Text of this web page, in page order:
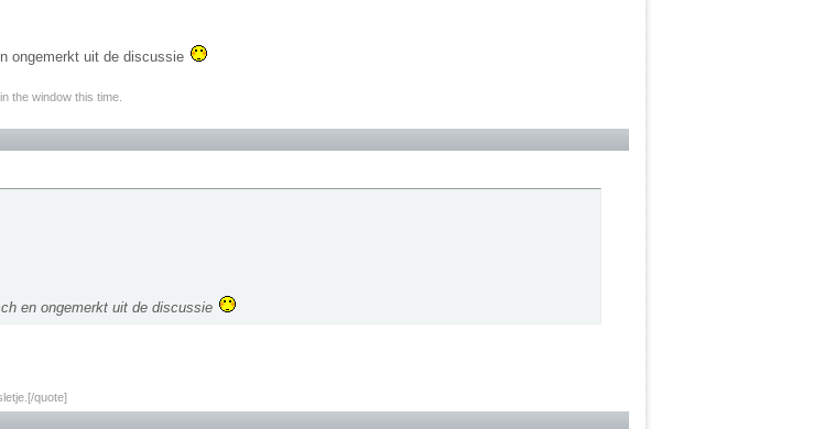
ongemerkt uit de discussie
the window this time.
en ongemerkt uit de discussie
quote]